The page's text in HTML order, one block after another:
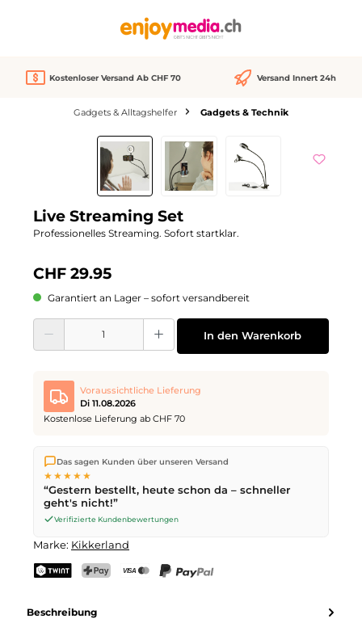
Kostenloser Versand Ab CHF 70 Versand Innert 24h
Gadgets & Alltagshelfer Gadgets & Technik
Bildergalerie überspringen
Live Streaming Set
Professionelles Streaming. Sofort startklar.
CHF 29.95
Garantiert an Lager – sofort versandbereit
Produkt Anzahl: Gib den gewünschten Wert ein oder benutze die
In den Warenkorb
Voraussichtliche Lieferung
Di 11.08.2026
Kostenlose Lieferung ab CHF 70
Wir versenden direkt aus unserem Lager in Kriens. Ab
ist die Lieferung kostenlos. Bestellungen bis
werden noch am selben Tag versendet – Zustellung am
nächsten Werktagmit der Schweizerischen Post.
Das sagen Kunden über unseren Versand
★★★★★
“Gestern bestellt, heute schon da – schneller
geht's nicht!”
Verifizierte Kundenbewertungen
Marke: Kikkerland
Beschreibung